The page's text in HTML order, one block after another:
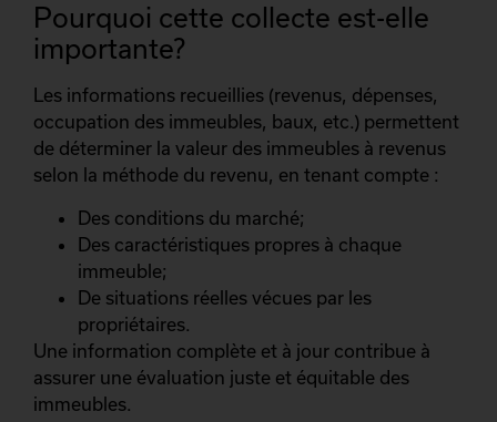
Pourquoi cette collecte est-elle
importante?
Les informations recueillies (revenus, dépenses,
occupation des immeubles, baux, etc.) permettent
de déterminer la valeur des immeubles à revenus
selon la méthode du revenu, en tenant compte :
Des conditions du marché;
Des caractéristiques propres à chaque
immeuble;
De situations réelles vécues par les
propriétaires.
Une information complète et à jour contribue à
assurer une évaluation juste et équitable des
immeubles.